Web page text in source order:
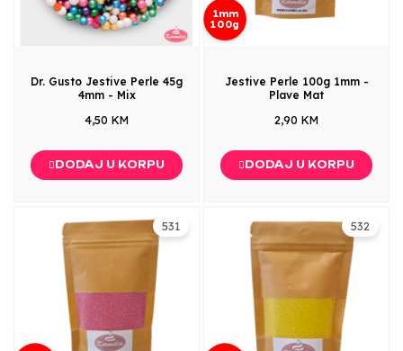
Dr. Gusto Jestive Perle 45g
4mm - Mix
4,50 KM
DODAJ U KORPU
1mm
100g
Jestive Perle 100g 1mm -
Plave Mat
2,90 KM
DODAJ U KORPU
531 532